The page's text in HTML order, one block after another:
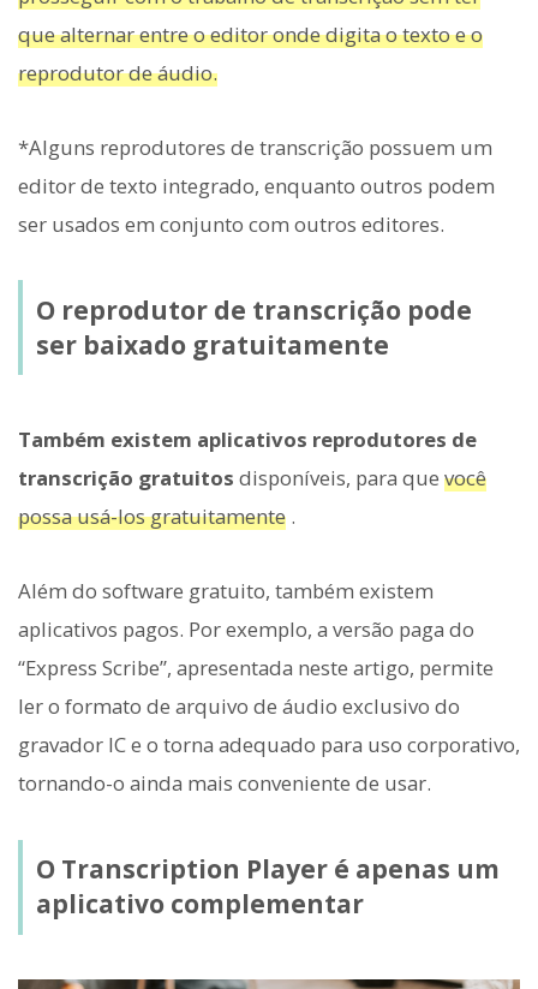
que alternar entre o editor onde digita o texto e o
reprodutor de áudio.
*Alguns reprodutores de transcrição possuem um
editor de texto integrado, enquanto outros podem
ser usados ​​em conjunto com outros editores.
O reprodutor de transcrição pode
ser baixado gratuitamente
Também existem aplicativos reprodutores de
transcrição gratuitos disponíveis, para que você
possa usá-los gratuitamente .
Além do software gratuito, também existem
aplicativos pagos. Por exemplo, a versão paga do
“Express Scribe”, apresentada neste artigo, permite
ler o formato de arquivo de áudio exclusivo do
gravador IC e o torna adequado para uso corporativo,
tornando-o ainda mais conveniente de usar.
O Transcription Player é apenas um
aplicativo complementar